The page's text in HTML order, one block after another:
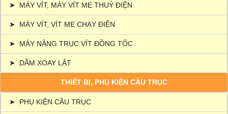
➤ MÁY VÍT, MÁY VÍT ME THUỶ ĐIỆN
➤ MÁY VÍT, VÍT ME CHẠY ĐIỆN
➤ MÁY NÂNG TRỤC VÍT ĐỒNG TỐC
➤ DẦM XOAY LẬT
THIẾT BỊ, PHỤ KIỆN CẦU TRỤC
➤ PHỤ KIỆN CẦU TRỤC